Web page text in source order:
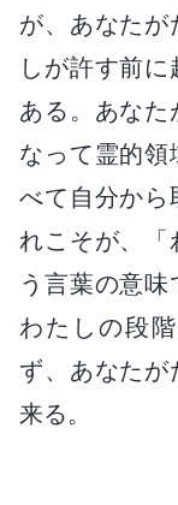
が、あなたが
しが許す前
ある。あなた
なって霊的
べて自分から
れこそが、
う言葉の意
わたしの段
ず、あなたが
来る。